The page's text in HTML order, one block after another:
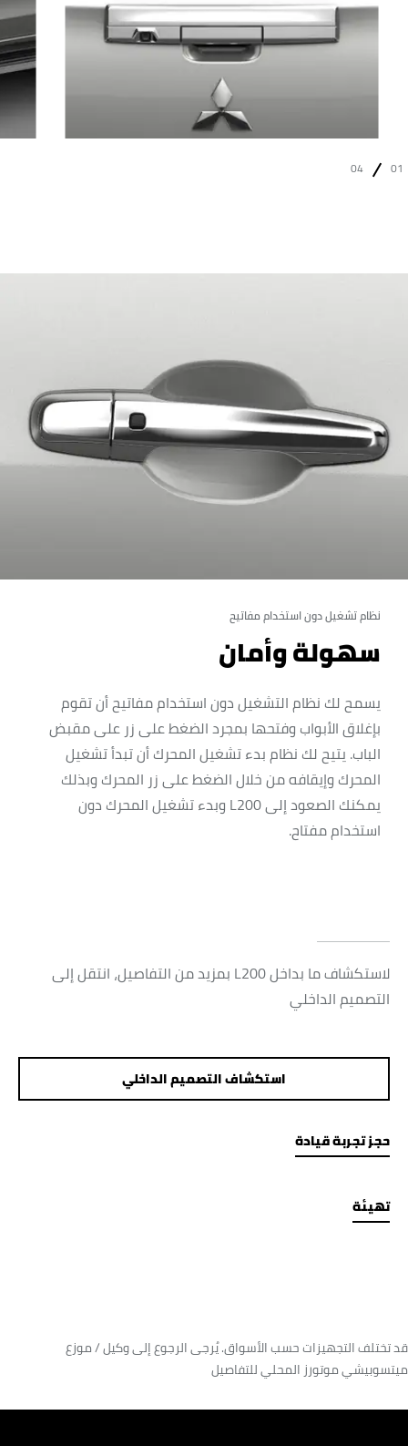
01
04
نظام تشغيل دون استخدام مفاتيح
سهولة وأمان
يسمح لك نظام التشغيل دون استخدام مفاتيح أن تقوم
بإغلاق الأبواب وفتحها بمجرد الضغط على زر على مقبض
الباب. يتيح لك نظام بدء تشغيل المحرك أن تبدأ تشغيل
المحرك وإيقافه من خلال الضغط على زر المحرك وبذلك
يمكنك الصعود إلى L200 وبدء تشغيل المحرك دون
استخدام مفتاح.
لاستكشاف ما بداخل L200 بمزيد من التفاصيل، انتقل إلى
التصميم الداخلي
استكشاف التصميم الداخلي
حجز تجربة قيادة
تهيئة
قد تختلف التجهيزات حسب الأسواق. يُرجى الرجوع إلى وكيل / موزع
ميتسوبيشي موتورز المحلي للتفاصيل